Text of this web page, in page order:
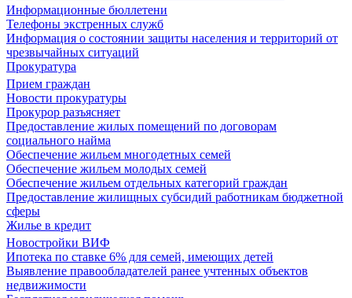
Информационные бюллетени
Телефоны экстренных служб
Информация о состоянии защиты населения и территорий от
чрезвычайных ситуаций
Прокуратура
Прием граждан
Новости прокуратуры
Прокурор разъясняет
Предоставление жилых помещений по договорам
социального найма
Обеспечение жильем многодетных семей
Обеспечение жильем молодых семей
Обеспечение жильем отдельных категорий граждан
Предоставление жилищных субсидий работникам бюджетной
сферы
Жилье в кредит
Новостройки ВИФ
Ипотека по ставке 6% для семей, имеющих детей
Выявление правообладателей ранее учтенных объектов
недвижимости